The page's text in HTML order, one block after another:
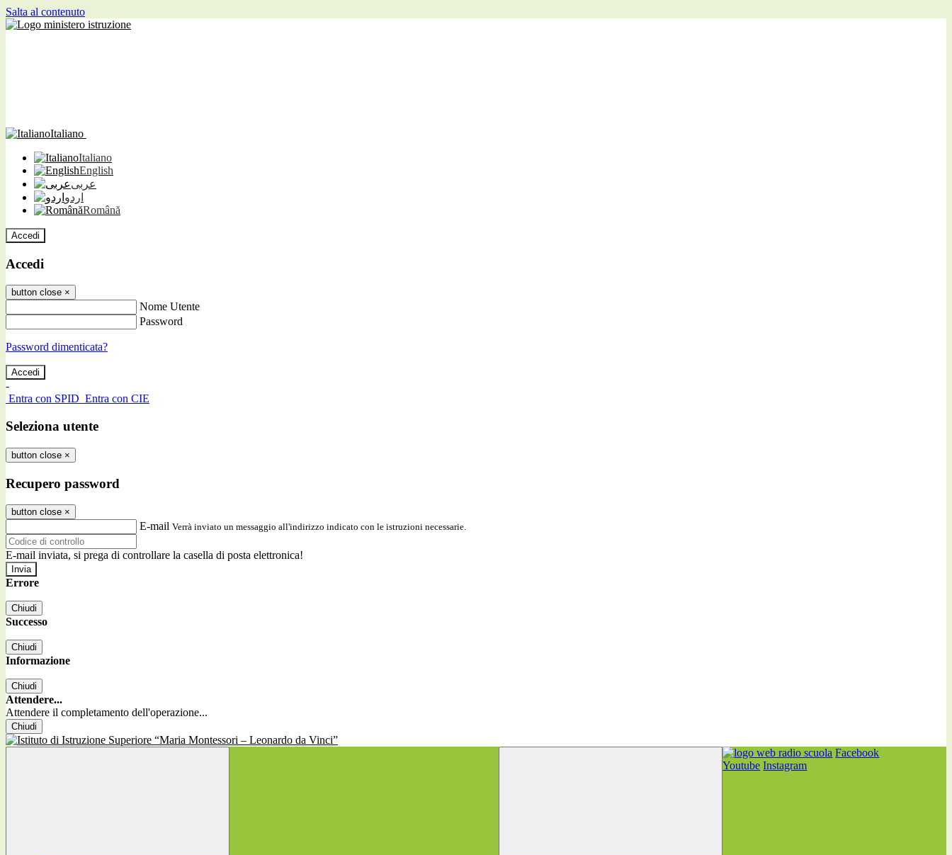
Salta al contenuto
Italiano
Italiano
English
عربى
اردو
Română
Accedi
Accedi
button close ×
Nome Utente
Password
Password dimenticata?
-
Entra con SPID Entra con CIE
Seleziona utente
button close ×
Recupero password
button close ×
E-mail Verrà inviato un messaggio all'indirizzo indicato con le istruzioni necessarie.
E-mail inviata, si prega di controllare la casella di posta elettronica!
Errore
Chiudi
Successo
Chiudi
Informazione
Chiudi
Attendere...
Attendere il completamento dell'operazione...
Chiudi
Facebook
Youtube Instagram